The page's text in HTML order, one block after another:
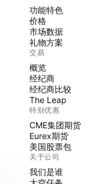
功能特色
价格
市场数据
礼物方案
交易
概览
经纪商
经纪商比较
The Leap
特别优惠
CME集团期货
Eurex期货
美国股票包
关于公司
我们是谁